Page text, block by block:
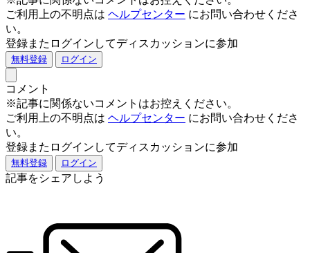
ご利用上の不明点は ヘルプセンター にお問い合わせくださ
い。
登録またログインしてディスカッションに参加
無料登録 ログイン
コメント
※記事に関係ないコメントはお控えください。
ご利用上の不明点は ヘルプセンター にお問い合わせくださ
い。
登録またログインしてディスカッションに参加
無料登録 ログイン
記事をシェアしよう